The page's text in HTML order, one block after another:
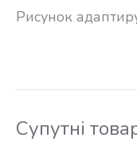
Рисунок
Супутні